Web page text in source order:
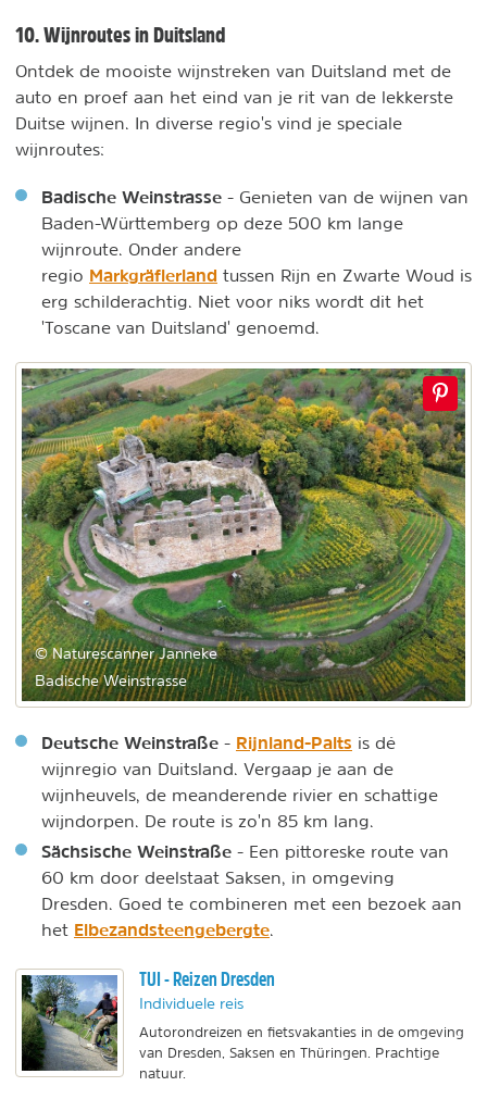
10. Wijnroutes in Duitsland
Ontdek de mooiste wijnstreken van Duitsland met de
auto en proef aan het eind van je rit van de lekkerste
Duitse wijnen. In diverse regio's vind je speciale
wijnroutes:
Badische Weinstrasse - Genieten van de wijnen van
Baden-Württemberg op deze 500 km lange
wijnroute. Onder andere
regio Markgräflerland tussen Rijn en Zwarte Woud is
erg schilderachtig. Niet voor niks wordt dit het
'Toscane van Duitsland' genoemd.
© Naturescanner Janneke
Badische Weinstrasse
Deutsche Weinstraße - Rijnland-Palts is dé
wijnregio van Duitsland. Vergaap je aan de
wijnheuvels, de meanderende rivier en schattige
wijndorpen. De route is zo'n 85 km lang.
Sächsische Weinstraße - Een pittoreske route van
60 km door deelstaat Saksen, in omgeving
Dresden. Goed te combineren met een bezoek aan
het Elbezandsteengebergte.
TUI - Reizen Dresden
Individuele reis
Autorondreizen en fietsvakanties in de omgeving
van Dresden, Saksen en Thüringen. Prachtige
natuur.